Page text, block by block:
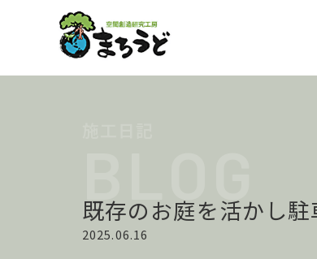
既存のお庭を活かし駐
2025.06.16